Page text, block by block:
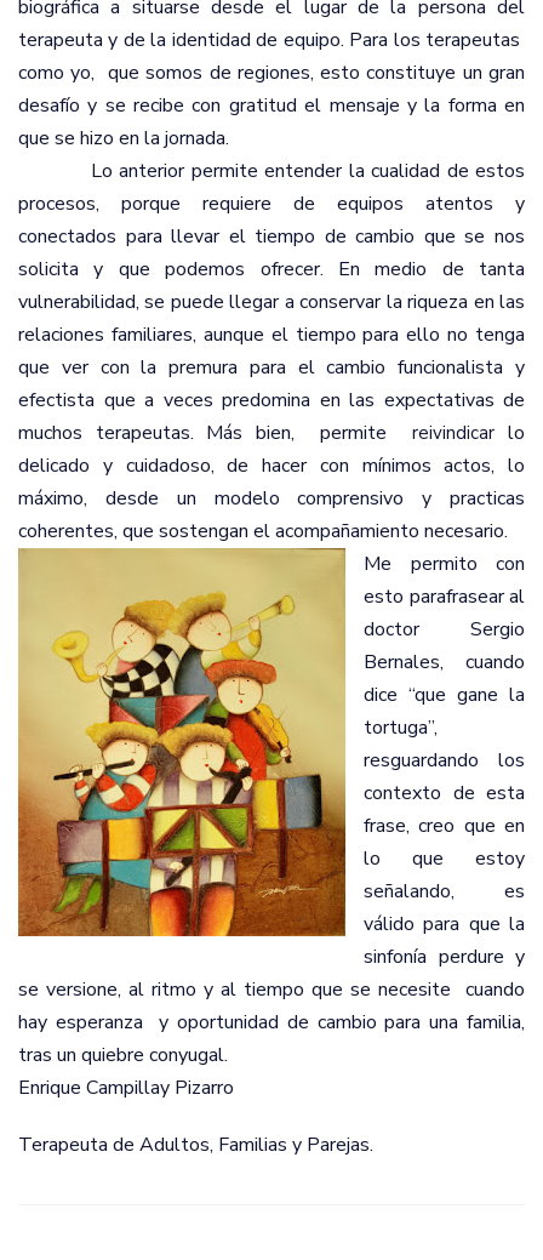
biográfica a situarse desde el lugar de la persona del
terapeuta y de la identidad de equipo. Para los terapeutas
como yo, que somos de regiones, esto constituye un gran
desafío y se recibe con gratitud el mensaje y la forma en
que se hizo en la jornada.
Lo anterior permite entender la cualidad de estos
procesos, porque requiere de equipos atentos y
conectados para llevar el tiempo de cambio que se nos
solicita y que podemos ofrecer. En medio de tanta
vulnerabilidad, se puede llegar a conservar la riqueza en las
relaciones familiares, aunque el tiempo para ello no tenga
que ver con la premura para el cambio funcionalista y
efectista que a veces predomina en las expectativas de
muchos terapeutas. Más bien,
permite reivindicar lo
delicado y cuidadoso, de hacer con mínimos actos, lo
máximo, desde un modelo comprensivo y practicas
coherentes, que sostengan el acompañamiento necesario.
Me permito con
esto parafrasear al
doctor Sergio
Bernales,
cuando
dice “que gane la
tortuga”,
resguardando los
contexto de esta
frase, creo que en
lo que estoy
señalando, es
válido para que la
sinfonía perdure y
se versione, al ritmo y al tiempo que se necesite cuando
hay esperanza
y oportunidad de cambio para una familia,
tras un quiebre conyugal.
Enrique Campillay Pizarro
Terapeuta de Adultos, Familias y Parejas.